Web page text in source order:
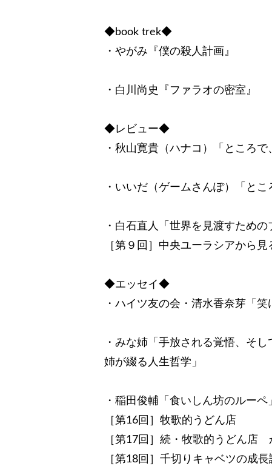
◆book trek◆
・やがみ『僕の殺人計画』
・白川尚史『ファラオの密室』
◆レビュー◆
・秋山寛貴（ハナコ）「ところで
・いいだ（ゲームさんぽ）「と
・白石直人「世界を見渡すための
［第９回］中央ユーラシアから見
◆エッセイ◆
・ハイツ友の会・清水香奈芽「笑
・みな姉「手放される覚悟、そ
姉が綴る人生哲学」
・稲田俊輔「食いしん坊のルーペ
［第16回］牧歌的うどん店
［第17回］続・牧歌的うどん店
［第18回］千切りキャベツの成長